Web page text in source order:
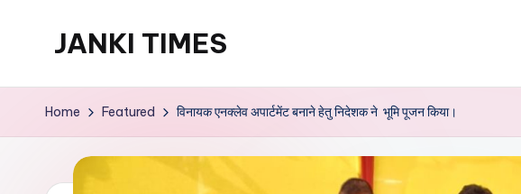
JANKI TIMES
Hindi
News
Portal
Home Featured विनायक एनक्लेव अपार्टमेंट बनाने हेतु निदेशक ने भूमि पूजन किया।